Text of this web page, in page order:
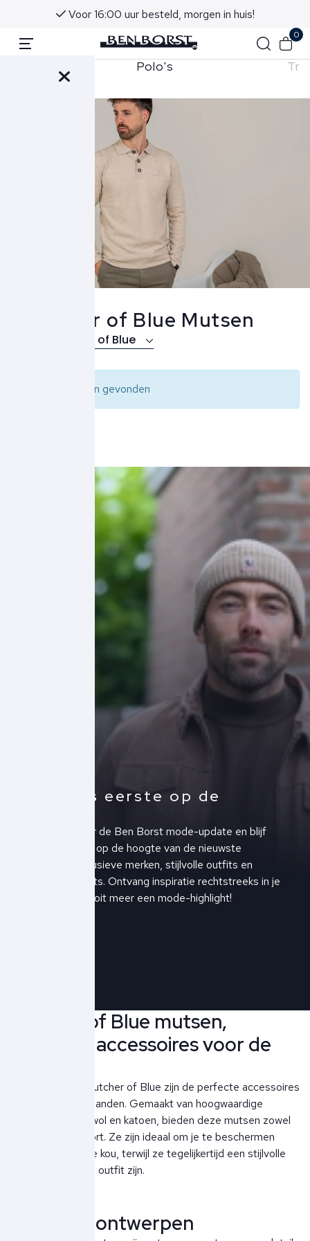
Voor 16:00 uur besteld, morgen in huis!
0
Polo's
Butcher of Blue Mutsen
Over Butcher of Blue
Geen resultaten gevonden
Altijd als eerste op de
Schrijf je in voor de Ben Borst mode-update en blijf
altijd als eerste op de hoogte van de nieuwste
collecties, exclusieve merken, stijlvolle outfits en
upcoming events. Ontvang inspiratie rechtstreeks in je
inbox en mis nooit meer een mode-highlight!
Butcher of Blue mutsen,
moderne accessoires voor de
De mutsen van Butcher of Blue zijn de perfecte accessoires
voor de koude maanden. Gemaakt van hoogwaardige
materialen zoals wol en katoen, bieden deze mutsen zowel
warmte als comfort. Ze zijn ideaal om je te beschermen
tegen de winterse kou, terwijl ze tegelijkertijd een stijlvolle
toevoeging aan je outfit zijn.
Moderne ontwerpen